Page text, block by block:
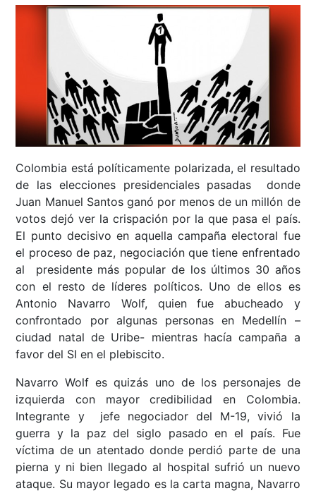
Colombia está políticamente polarizada, el resultado
de las elecciones presidenciales pasadas donde
Juan Manuel Santos ganó por menos de un millón de
votos dejó ver la crispación por la que pasa el país.
El punto decisivo en aquella campaña electoral fue
el proceso de paz, negociación que tiene enfrentado
al presidente más popular de los últimos 30 años
con el resto de líderes políticos. Uno de ellos es
Antonio Navarro Wolf, quien fue abucheado y
confrontado por algunas personas en Medellín –
ciudad natal de Uribe- mientras hacía campaña a
favor del SI en el plebiscito.
Navarro Wolf es quizás uno de los personajes de
izquierda con mayor credibilidad en Colombia.
Integrante y jefe negociador del M-19, vivió la
guerra y la paz del siglo pasado en el país. Fue
víctima de un atentado donde perdió parte de una
pierna y ni bien llegado al hospital sufrió un nuevo
ataque. Su mayor legado es la carta magna, Navarro